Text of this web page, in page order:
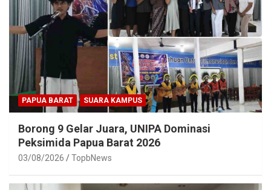
PAPUA BARAT SUARA KAMPUS
Borong 9 Gelar Juara, UNIPA Dominasi
Peksimida Papua Barat 2026
03/08/2026 TopbNews